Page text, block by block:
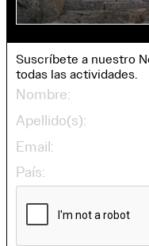
Suscríbete a nuestro
todas las actividades.